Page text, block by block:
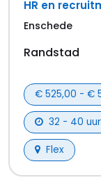
HR en
Enschede
Randstad
€ 525,00 - €
32 - 40 uur
Flex